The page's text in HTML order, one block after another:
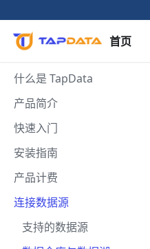
首页
什么是 TapData
产品简介
快速入门
安装指南
产品计费
连接数据源
支持的数据源